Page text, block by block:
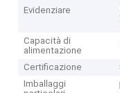
Evidenziare
Capacità di
alimentazione
Certificazione
Imballaggi